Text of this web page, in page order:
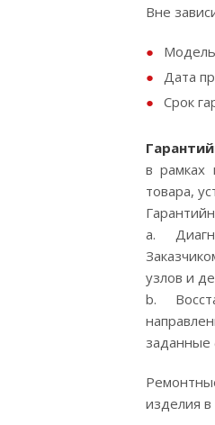
Вне
Дата
Срок
в рамках
товара,
a.
узлов и
b.
заданные
изделия